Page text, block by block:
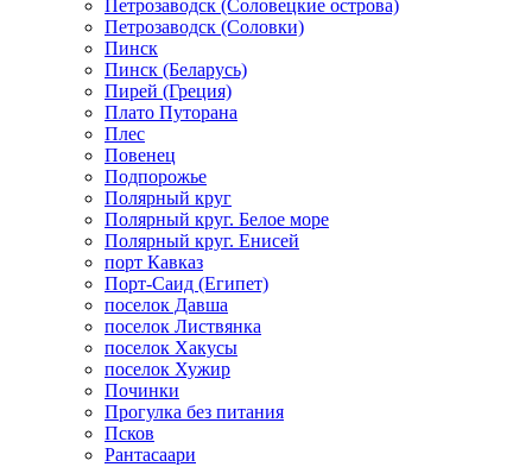
Петрозаводск (Соловецкие острова)
Петрозаводск (Соловки)
Пинск
Пинск (Беларусь)
Пирей (Греция)
Плато Путорана
Плес
Повенец
Подпорожье
Полярный круг
Полярный круг. Белое море
Полярный круг. Енисей
порт Кавказ
Порт-Саид (Египет)
поселок Давша
поселок Листвянка
поселок Хакусы
поселок Хужир
Починки
Прогулка без питания
Псков
Рантасаари